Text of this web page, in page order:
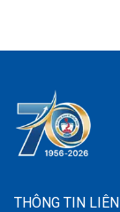
THÔNG TIN